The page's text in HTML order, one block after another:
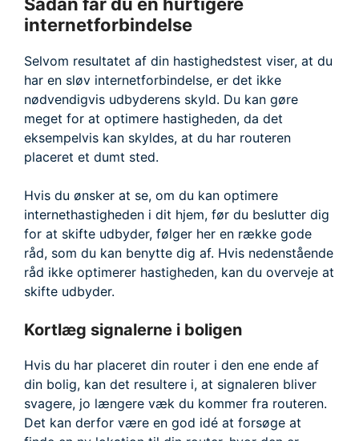
internetforbindelse
Selvom resultatet af din hastighedstest viser, at du
har en sløv internetforbindelse, er det ikke
nødvendigvis udbyderens skyld. Du kan gøre
meget for at optimere hastigheden, da det
eksempelvis kan skyldes, at du har routeren
placeret et dumt sted.
Hvis du ønsker at se, om du kan optimere
internethastigheden i dit hjem, før du beslutter dig
for at skifte udbyder, følger her en række gode
råd, som du kan benytte dig af. Hvis nedenstående
råd ikke optimerer hastigheden, kan du overveje at
skifte udbyder.
Kortlæg signalerne i boligen
Hvis du har placeret din router i den ene ende af
din bolig, kan det resultere i, at signaleren bliver
svagere, jo længere væk du kommer fra routeren.
Det kan derfor være en god idé at forsøge at